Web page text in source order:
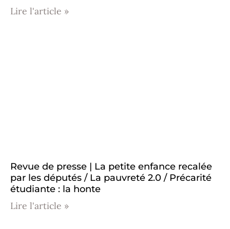
Lire l'article »
Revue de presse | La petite enfance recalée
par les députés / La pauvreté 2.0 / Précarité
étudiante : la honte
Lire l'article »